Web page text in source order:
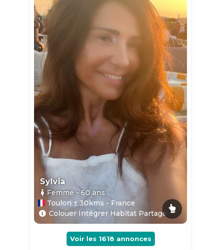
Sylvia
Femme - 60ans
Toulon ± 30kms - France
Colouer Intégrer Habitat Partagé
Voir les 1618 annonces